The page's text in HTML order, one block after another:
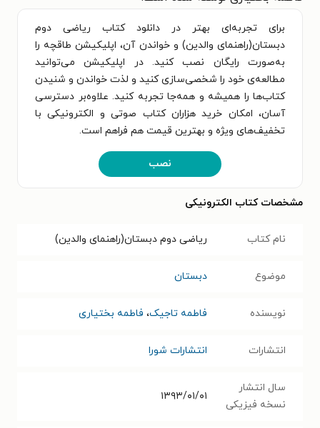
برای تجربه‌ای بهتر در دانلود کتاب ریاضی دوم
دبستان(راهنمای والدین) و خواندن آن، اپلیکیشن طاقچه را
به‌صورت رایگان نصب کنید. در اپلیکیشن می‌توانید
مطالعه‌ی خود را شخصی‌سازی کنید و لذت خواندن و شنیدن
کتاب‌ها را همیشه و همه‌جا تجربه کنید. علاوه‌بر دسترسی
آسان، امکان خرید هزاران کتاب صوتی و الکترونیکی با
تخفیف‌های ویژه و بهترین قیمت هم فراهم است.
نصب
مشخصات کتاب الکترونیکی
نام کتاب ریاضی دوم دبستان(راهنمای والدین)
موضوع دبستان
نویسنده فاطمه تاجیک، فاطمه بختیاری
انتشارات انتشارات شورا
سال انتشار
نسخه فیزیکی
۱۳۹۳/۰۱/۰۱